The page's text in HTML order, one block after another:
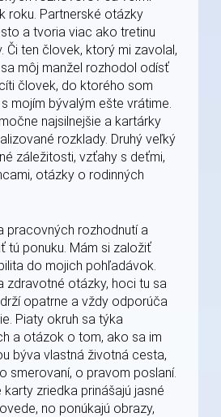
roku. Partnerské otázky
a tvoria viac ako tretinu
Či ten človek, ktorý mi zavolal,
môj manžel rozhodol odísť
človek, do ktorého som
mojím bývalým ešte vrátime.
najsilnejšie a kartárky
rozklady. Druhý veľký
záležitosti, vzťahy s deťmi,
otázky o rodinných
pracovných rozhodnutí a
tú ponuku. Mám si založiť
do mojich pohľadávok.
zdravotné otázky, hoci tu sa
opatrne a vždy odporúča
Piaty okruh sa týka
a otázok o tom, ako sa im
býva vlastná životná cesta,
smerovaní, o pravom poslaní.
karty zriedka prinášajú jasné
no ponúkajú obrazy,